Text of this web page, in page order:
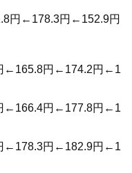
円←178.3円←152.9円
←165.8円←174.2円←1
←166.4円←177.8円←1
←178.3円←182.9円←1